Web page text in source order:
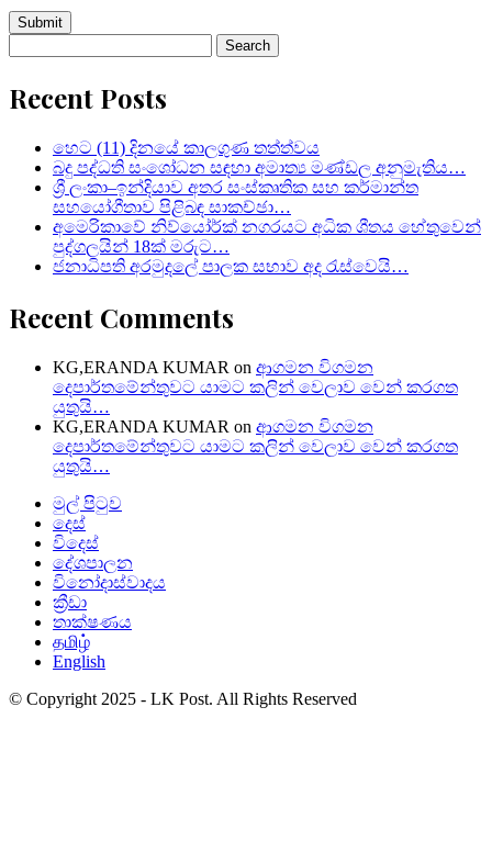
for:
Recent Posts
හෙට (11) දිනයේ කාලගුණ තත්ත්වය
බදු පද්ධති සංශෝධන සඳහා අමාත්‍ය මණ්ඩල අනුමැතිය…
ශ්‍රී ලංකා–ඉන්දියාව අතර සංස්කෘතික සහ කර්මාන්ත
සහයෝගීතාව පිළිබඳ සාකච්ඡා…
අමෙරිකාවේ නිව්යෝර්ක් නගරයට අධික ශීතය හේතුවෙන්
පුද්ගලයින් 18ක් මරුට…
ජනාධිපති අරමුදලේ පාලක සභාව අද රැස්වෙයි…
Recent Comments
KG,ERANDA KUMAR on ආගමන විගමන
දෙපාර්තමේන්තුවට යාමට කලින් වෙලාව වෙන් කරගත
යුතුයි…
KG,ERANDA KUMAR on ආගමන විගමන
දෙපාර්තමේන්තුවට යාමට කලින් වෙලාව වෙන් කරගත
යුතුයි…
මුල් පිටුව
දෙස්
විදෙස්
දේශපාලන
විනෝදාස්වාදය
ක්‍රීඩා
තාක්ෂණය
தமிழ்
English
© Copyright 2025 - LK Post. All Rights Reserved